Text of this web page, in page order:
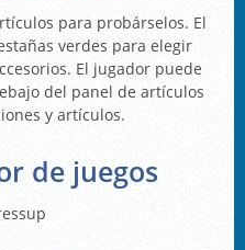
para probárselos. El
verdes para elegir
El jugador puede
del panel de artículos
y artículos.
de juegos